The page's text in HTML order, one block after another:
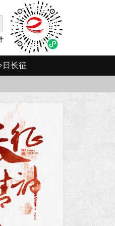
日长征